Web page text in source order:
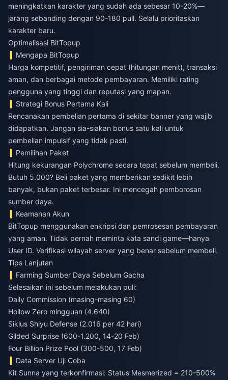
meningkatkan karakter yang sudah ada sebesar 10-20%—
jarang sebanding dengan 90-180 pull. Selalu prioritaskan
karakter baru.
Optimalisasi BitTopup
Mengapa BitTopup
Harga kompetitif, pengiriman cepat (hitungan menit), transaksi
aman, dan berbagai metode pembayaran. Memiliki rating
pengguna yang tinggi dan reputasi yang mapan.
Strategi Bonus Pertama Kali
Rencanakan pembelian pertama di sekitar banner yang wajib
didapatkan. Jangan sia-siakan bonus satu kali untuk
pembelian impulsif yang tidak pasti.
Pemilihan Paket
Hitung kekurangan Polychrome secara tepat sebelum membeli.
Butuh 5.000? Beli paket yang memberikan sedikit lebih
banyak, bukan paket terbesar. Ini mencegah pemborosan
sumber daya.
Keamanan Akun
BitTopup menggunakan enkripsi dan pemrosesan pembayaran
yang aman. Tidak pernah meminta kata sandi game—hanya
User ID. Verifikasi wilayah server yang benar sebelum membeli.
Tips Lanjutan
Farming Sumber Daya Sebelum Gacha
Selesaikan ini sebelum melakukan pull:
Daily Commission (masing-masing 60)
Hollow Zero mingguan (4.640)
Siklus Shiyu Defense (2.016 per 42 hari)
Gilded Surprise (600-1.200, 14-20 Feb)
Four Billion Prize Pool (300-500, 17 Feb)
Data Server Uji Coba
Kit Sunna yang terkonfirmasi: Status Mesmerized = 210-500%